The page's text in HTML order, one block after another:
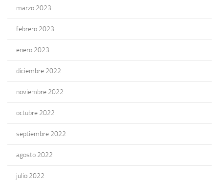
marzo 2023
febrero 2023
enero 2023
diciembre 2022
noviembre 2022
octubre 2022
septiembre 2022
agosto 2022
julio 2022